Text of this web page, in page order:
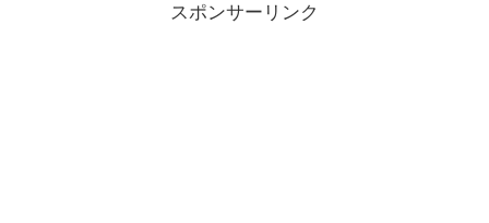
スポンサーリンク